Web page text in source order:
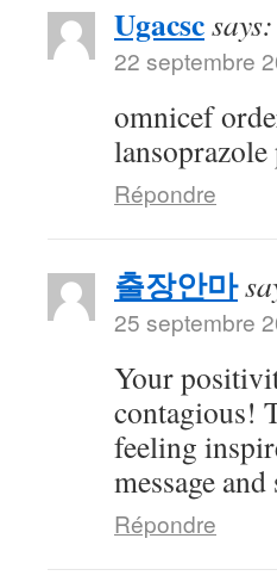
Ugacscsays:
22 septembre
omnicef
lansoprazole
Répondre
출장안마
25 septembre
Your
contagious!
feeling
message
Répondre